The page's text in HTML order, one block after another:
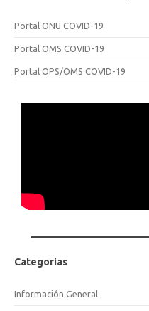
Portal ONU COVID-19
Portal OMS COVID-19
Portal OPS/OMS COVID-19
Categorias
Información General